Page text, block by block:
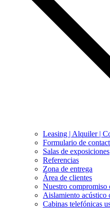
Leasing | Alquiler |
Formulario de
Salas de exposiciones
Referencias
Zona de entrega
Área de clientes
Nuestro compromiso
Aislamiento acústico
Cabinas telefónicas